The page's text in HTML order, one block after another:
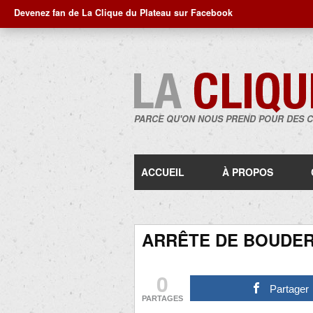
Devenez fan de La Clique du Plateau sur Facebook
PARCE QU'ON NOUS PREND POUR DES
ACCUEIL À PROPOS
ARRÊTE DE
0
PARTAGES
Partager